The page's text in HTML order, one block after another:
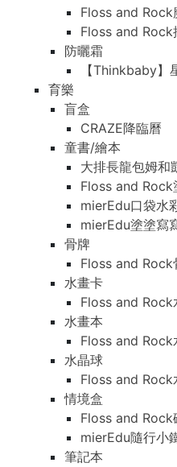
Floss and Rock
Floss and Rock
防曬霜
【Thinkbaby】
育樂
盲盒
CRAZE降臨曆
童書/繪本
大排長龍包姆和
Floss and Rock
mierEdu口袋水
mierEdu塗塗寫
骨牌
Floss and Rock
水畫卡
Floss and Rock
水畫本
Floss and Rock
水晶球
Floss and Rock
情境盒
Floss and Rock
mierEdu隨行小
筆記本